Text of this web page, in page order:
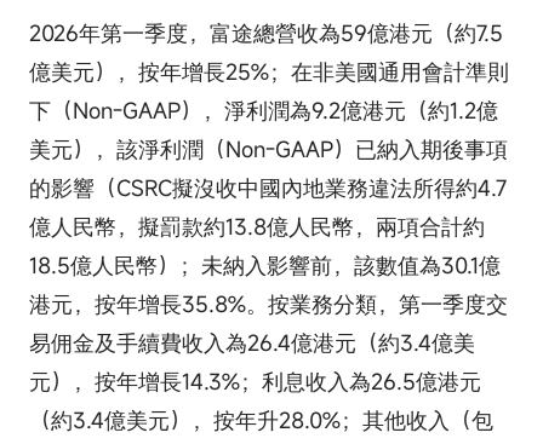
2026年第一季度，富途總營收為59億港元（約7.5
億美元），按年增長25%；在非美國通用會計準則
下（Non-GAAP），淨利潤為9.2億港元（約1.2億
美元），該淨利潤（Non-GAAP）已納入期後事項
的影響（CSRC擬沒收中國內地業務違法所得約4.7
億人民幣，擬罰款約13.8億人民幣，兩項合計約
18.5億人民幣）；未納入影響前，該數值為30.1億
港元，按年增長35.8%。按業務分類，第一季度交
易佣金及手續費收入為26.4億港元（約3.4億美
元），按年增長14.3%；利息收入為26.5億港元
（約3.4億美元），按年升28.0%；其他收入（包